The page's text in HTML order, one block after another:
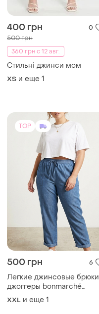
400 грн 0
500 грн
360 грн с 12 авг.
Стильні джинси мом
XS и еще 1
TOP
500 грн 6
Легкие джинсовые брюки
джоггеры bonmarché
(xxl/20) / тонкий джинс
XXL и еще 1